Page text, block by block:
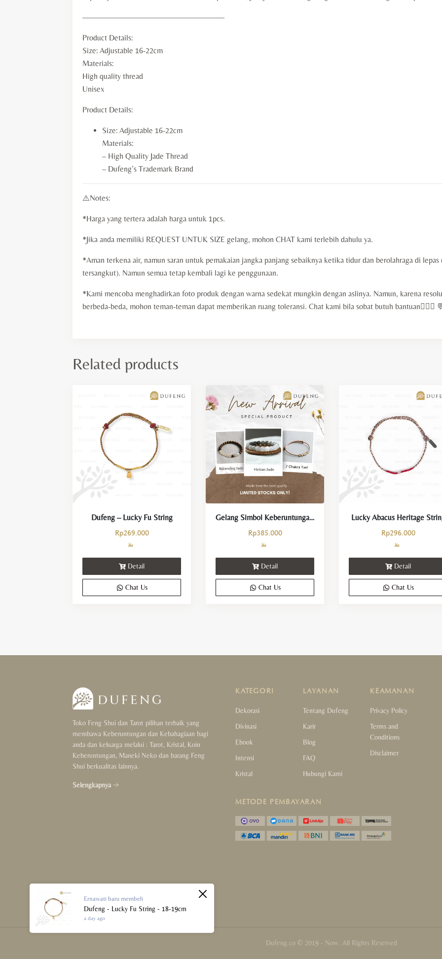
——————————————————
Product Details:
Size: Adjustable 16-22cm
Materials:
High quality thread
Unisex
Product Details:
Size: Adjustable 16-22cm
Materials:
– High Quality Jade Thread
– Dufeng’s Trademark Brand
⚠️Notes:
*Harga yang tertera adalah harga untuk 1pcs.
*Jika anda memiliki REQUEST UNTUK SIZE gelang, mohon CHAT kami terlebih dahulu ya.
*Aman terkena air, namun saran untuk pemakaian jangka panjang sebaiknya ketika tidur dan berolahraga di
tersangkut). Namun semua tetap kembali lagi ke penggunaan.
*Kami mencoba menghadirkan foto produk dengan warna sedekat mungkin dengan aslinya. Namun, karena
berbeda-beda, mohon teman-teman dapat memberikan ruang toleransi. Chat kami bila sobat butuh bantuan🙇🏻‍♀️
Related products
Dufeng – Lucky Fu String
Rp269.000
Detail
Chat Us
Gelang Simbol Keberuntungan dan Perlindungan
Rp385.000
Detail
Chat Us
Lucky Abacus Heritage
Rp296.000
Detail
Chat Us
Toko Feng Shui dan Tarot pilihan terbaik yang
membawa Keberuntungan dan Kebahagiaan bagi
anda dan keluarga melalui : Tarot, Kristal, Koin
Keberuntungan, Maneki Neko dan barang Feng
Shui berkualitas lainnya.
Selengkapnya
KATEGORI
Dekorasi
Divinasi
Ebook
Intensi
Kristal
LAYANAN
Tentang Dufeng
Karir
Blog
FAQ
Hubungi Kami
KEAMANAN
Privacy Policy
Terms and
Conditions
Disclaimer
METODE PEMBAYARAN
Dufeng.co © 2019 - Now. All Rights Reserved
Ernawati baru membeli
Dufeng - Lucky Fu String - 18-19cm
a day ago